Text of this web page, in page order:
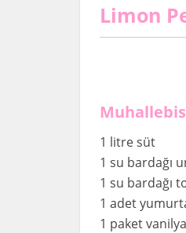
Limon
1 litre süt
1 su bardağı
1 su bardağı
1 adet
1 paket vanilya